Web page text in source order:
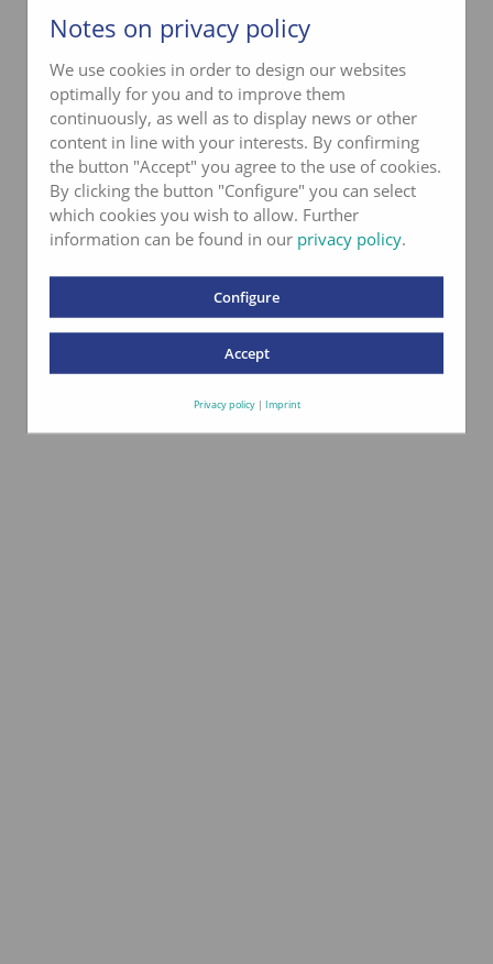
Maïs ensilage/grains, colza, soja, tournesol,
pois protéagineux, féveroles, lupins, céréales,
betteraves fourragères, cultures spéciales.
en savoir de plus
Notes on privacy policy
We use cookies in order to design our websites
optimally for you and to improve them
continuously, as well as to display news or other
content in line with your interests. By confirming
the button "Accept" you agree to the use of cookies.
By clicking the button "Configure" you can select
which cookies you wish to allow. Further
information can be found in our privacy policy.
Configure
Accept
Privacy policy| Imprint